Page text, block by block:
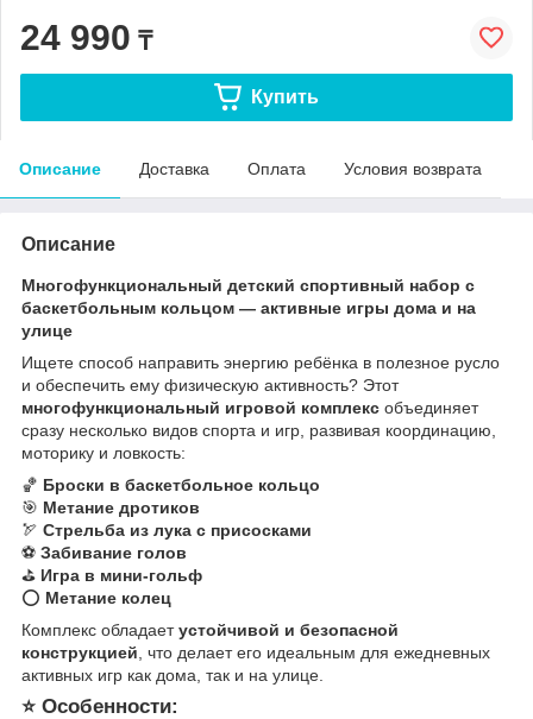
24 990 ₸
Купить
Описание Доставка Оплата Условия возврата
Описание
Многофункциональный детский спортивный набор с
баскетбольным кольцом — активные игры дома и на
улице
Ищете способ направить энергию ребёнка в полезное русло
и обеспечить ему физическую активность? Этот
многофункциональный игровой комплекс объединяет
сразу несколько видов спорта и игр, развивая координацию,
моторику и ловкость:
🏀 Броски в баскетбольное кольцо
🎯 Метание дротиков
🏹 Стрельба из лука с присосками
⚽ Забивание голов
⛳ Игра в мини-гольф
⭕ Метание колец
Комплекс обладаетустойчивой и безопасной
конструкцией , что делает его идеальным для ежедневных
активных игр как дома, так и на улице.
⭐ Особенности: